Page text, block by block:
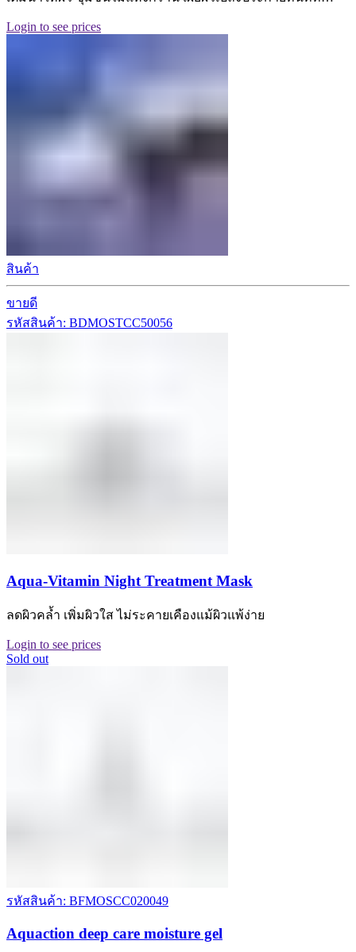
Login to see prices
สินค้า
ขายดี
รหัสสินค้า: BDMOSTCC50056
Aqua-Vitamin Night Treatment Mask
ลดผิวคล้ำ เพิ่มผิวใส ไม่ระคายเคืองแม้ผิวแพ้ง่าย
Login to see prices
Sold out
รหัสสินค้า: BFMOSCC020049
Aquaction deep care moisture gel